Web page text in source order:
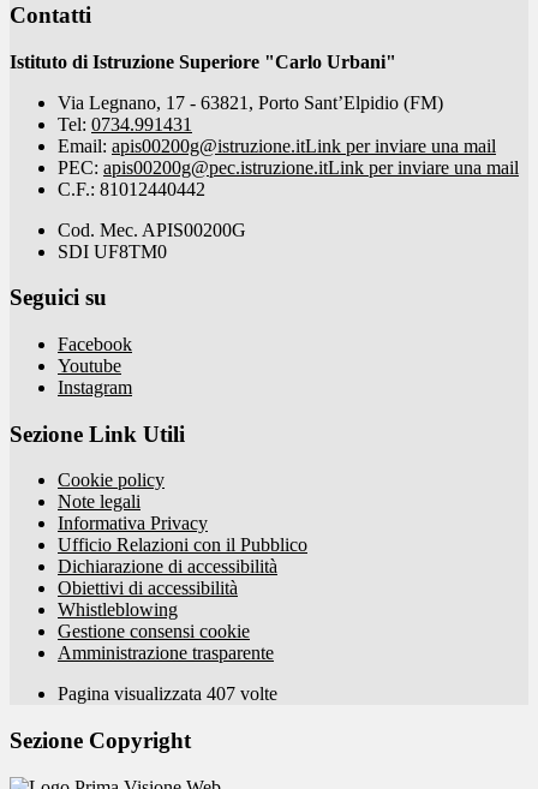
Contatti
Istituto di Istruzione Superiore "Carlo Urbani"
Via Legnano, 17 - 63821, Porto Sant’Elpidio (FM)
Tel: 0734.991431
Email: apis00200g@istruzione.itLink per inviare una mail
PEC: apis00200g@pec.istruzione.itLink per inviare una mail
C.F.: 81012440442
Cod. Mec. APIS00200G
SDI UF8TM0
Seguici su
Facebook
Youtube
Instagram
Sezione Link Utili
Cookie policy
Note legali
Informativa Privacy
Ufficio Relazioni con il Pubblico
Dichiarazione di accessibilità
Obiettivi di accessibilità
Whistleblowing
Gestione consensi cookie
Amministrazione trasparente
Pagina visualizzata 407 volte
Sezione Copyright